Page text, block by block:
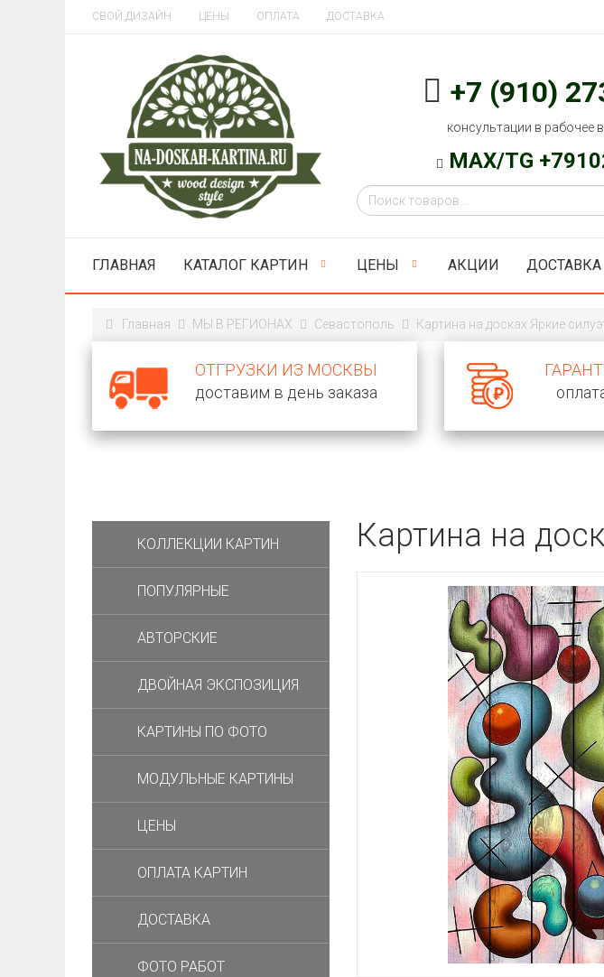
СВОЙ ДИЗАЙН ЦЕНЫ ОПЛАТА ДОСТАВКА
+7 (910)
консультации в рабочее
MAX/TG
ГЛАВНАЯ КАТАЛОГ КАРТИН ЦЕНЫ АКЦИИ ДОСТАВКА
Главная МЫ В РЕГИОНАХ Севастополь Картина на досках Яркие
ОТГРУЗКИ ИЗ МОСКВЫ
доставим в день заказа
Картина на
КОЛЛЕКЦИИ КАРТИН
ПОПУЛЯРНЫЕ
АВТОРСКИЕ
ДВОЙНАЯ ЭКСПОЗИЦИЯ
КАРТИНЫ ПО ФОТО
МОДУЛЬНЫЕ КАРТИНЫ
ЦЕНЫ
ОПЛАТА КАРТИН
ДОСТАВКА
ФОТО РАБОТ